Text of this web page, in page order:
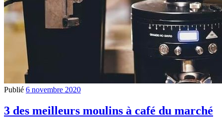
Publié 6 novembre 2020
3 des meilleurs moulins à café du marché